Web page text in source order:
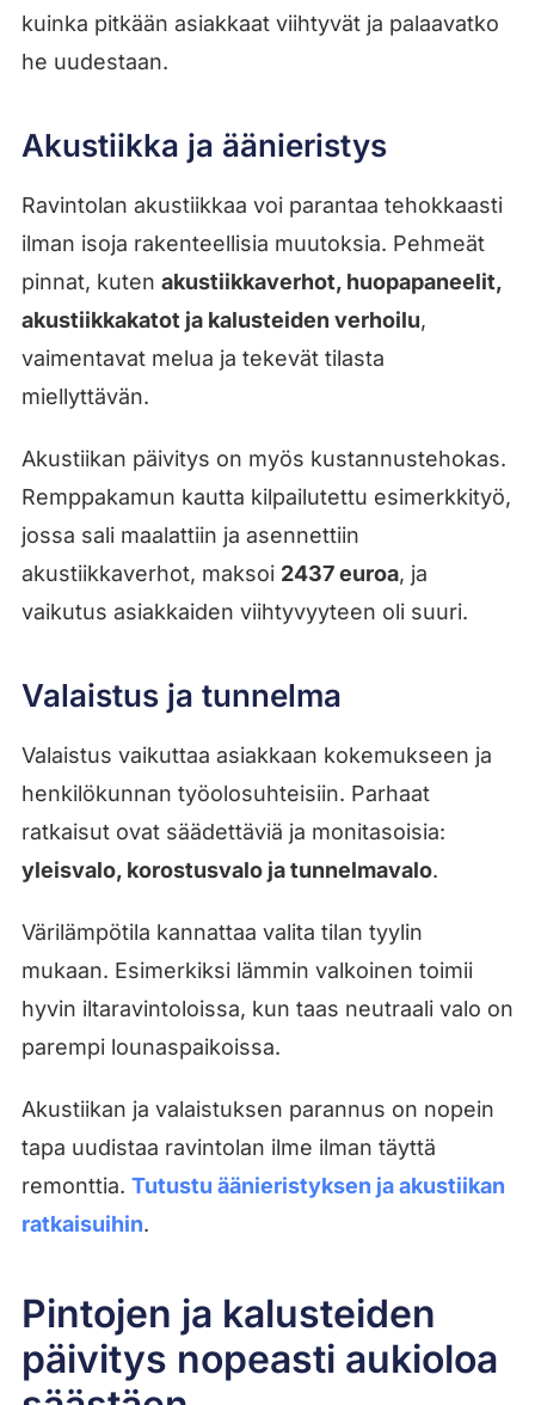
kuinka pitkään asiakkaat viihtyvät ja palaavatko
he uudestaan.
Akustiikka ja äänieristys
Ravintolan akustiikkaa voi parantaa tehokkaasti
ilman isoja rakenteellisia muutoksia. Pehmeät
pinnat, kuten akustiikkaverhot, huopapaneelit,
akustiikkakatot ja kalusteiden verhoilu,
vaimentavat melua ja tekevät tilasta
miellyttävän.
Akustiikan päivitys on myös kustannustehokas.
Remppakamun kautta kilpailutettu esimerkkityö,
jossa sali maalattiin ja asennettiin
akustiikkaverhot, maksoi 2437 euroa, ja
vaikutus asiakkaiden viihtyvyyteen oli suuri.
Valaistus ja tunnelma
Valaistus vaikuttaa asiakkaan kokemukseen ja
henkilökunnan työolosuhteisiin. Parhaat
ratkaisut ovat säädettäviä ja monitasoisia:
yleisvalo, korostusvalo ja tunnelmavalo.
Värilämpötila kannattaa valita tilan tyylin
mukaan. Esimerkiksi lämmin valkoinen toimii
hyvin iltaravintoloissa, kun taas neutraali valo on
parempi lounaspaikoissa.
Akustiikan ja valaistuksen parannus on nopein
tapa uudistaa ravintolan ilme ilman täyttä
remonttia. Tutustu äänieristyksen ja akustiikan
ratkaisuihin.
Pintojen ja kalusteiden
päivitys nopeasti aukioloa